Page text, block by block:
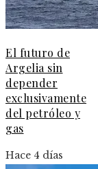
El futuro de
Argelia sin
depender
exclusivamente
del petróleo y
gas
Hace 4 días